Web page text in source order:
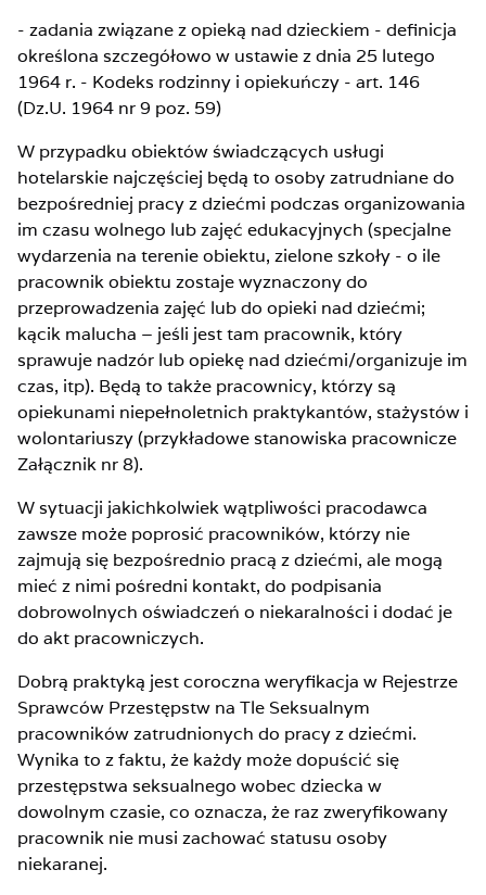
- zadania związane z opieką nad dzieckiem - definicja
określona szczegółowo w ustawie z dnia 25 lutego
1964 r. - Kodeks rodzinny i opiekuńczy - art. 146
(Dz.U. 1964 nr 9 poz. 59)
W przypadku obiektów świadczących usługi
hotelarskie najczęściej będą to osoby zatrudniane do
bezpośredniej pracy z dziećmi podczas organizowania
im czasu wolnego lub zajęć edukacyjnych (specjalne
wydarzenia na terenie obiektu, zielone szkoły - o ile
pracownik obiektu zostaje wyznaczony do
przeprowadzenia zajęć lub do opieki nad dziećmi;
kącik malucha – jeśli jest tam pracownik, który
sprawuje nadzór lub opiekę nad dziećmi/organizuje im
czas, itp). Będą to także pracownicy, którzy są
opiekunami niepełnoletnich praktykantów, stażystów i
wolontariuszy (przykładowe stanowiska pracownicze
Załącznik nr 8).
W sytuacji jakichkolwiek wątpliwości pracodawca
zawsze może poprosić pracowników, którzy nie
zajmują się bezpośrednio pracą z dziećmi, ale mogą
mieć z nimi pośredni kontakt, do podpisania
dobrowolnych oświadczeń o niekaralności i dodać je
do akt pracowniczych.
Dobrą praktyką jest coroczna weryfikacja w Rejestrze
Sprawców Przestępstw na Tle Seksualnym
pracowników zatrudnionych do pracy z dziećmi.
Wynika to z faktu, że każdy może dopuścić się
przestępstwa seksualnego wobec dziecka w
dowolnym czasie, co oznacza, że raz zweryfikowany
pracownik nie musi zachować statusu osoby
niekaranej.